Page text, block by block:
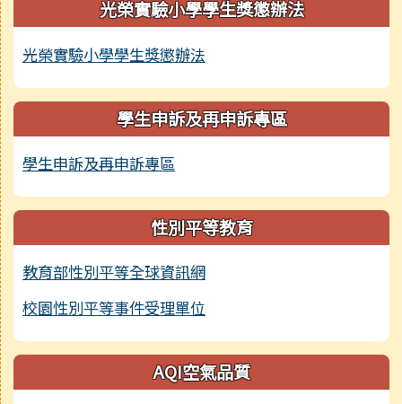
光榮實驗小學學生獎懲辦法
光榮實驗小學學生獎懲辦法
學生申訴及再申訴專區
學生申訴及再申訴專區
性別平等教育
教育部性別平等全球資訊網
校園性別平等事件受理單位
AQI空氣品質